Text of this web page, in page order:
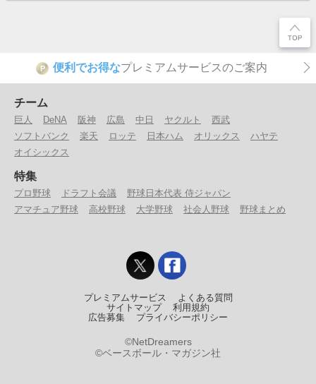
P 便利でお得なプレミアムサービスのご案内
チーム
巨人 DeNA 阪神 広島 中日 ヤクルト
西武
ソフトバンク
楽天 ロッテ 日本ハム オリックス
ハヤテ
オイシックス
特集
プロ野球 ドラフト会議
野球日本代表 侍ジャパン
アマチュア野球
高校野球 大学野球 社会人野球 野球まとめ
プレミアムサービス
よくある質問
サイトマップ
利用規約
広告募集
プライバシーポリシー
©NetDreamers
©ベースボール・マガジン社